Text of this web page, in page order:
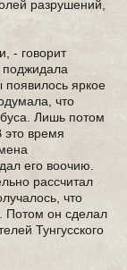
разрушений,
- говорит
поджидала
яркое
что
Лишь потом
это время
его воочию.
рассчитал
что
Потом он сделал
Тунгусского